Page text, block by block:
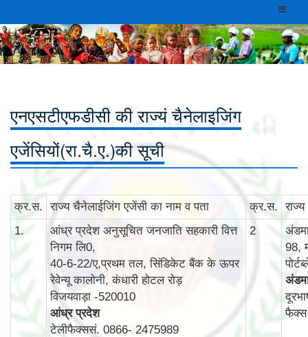
Toggle
एनएसटीएफडीसी की राज्यं चैनेलाइजिंग
एजेंसियों(रा.चै.ए.)की सूची
क्र.स. राज्‍य चैनेलाईजिंग एजेंसी का नाम व पता क्र.स.
1.
आंध्र प्रदेश अनुसूचित जनजाति सहकारी वित्त
निगम लि0,
40-6-22/ए,प्रथम तल, सिंडिकेट बैंक के ऊपर
रेवेन्‍यू कालोनी, कंधारी होटल रोड़
विजयवाड़ा -520010
आंध्र प्रदेश
टेलीफैक्ससं. 0866- 2475989
2
98,